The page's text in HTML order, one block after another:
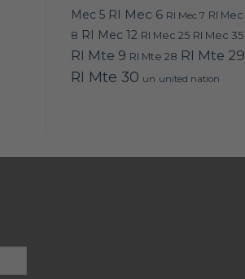
Mec 5 RI Mec 6 RI Mec 7 RI Mec
8 RI Mec 12 RI Mec 25 RI Mec 35
RI Mte 9 RI Mte 28 RI Mte 29
RI Mte 30 un united nation